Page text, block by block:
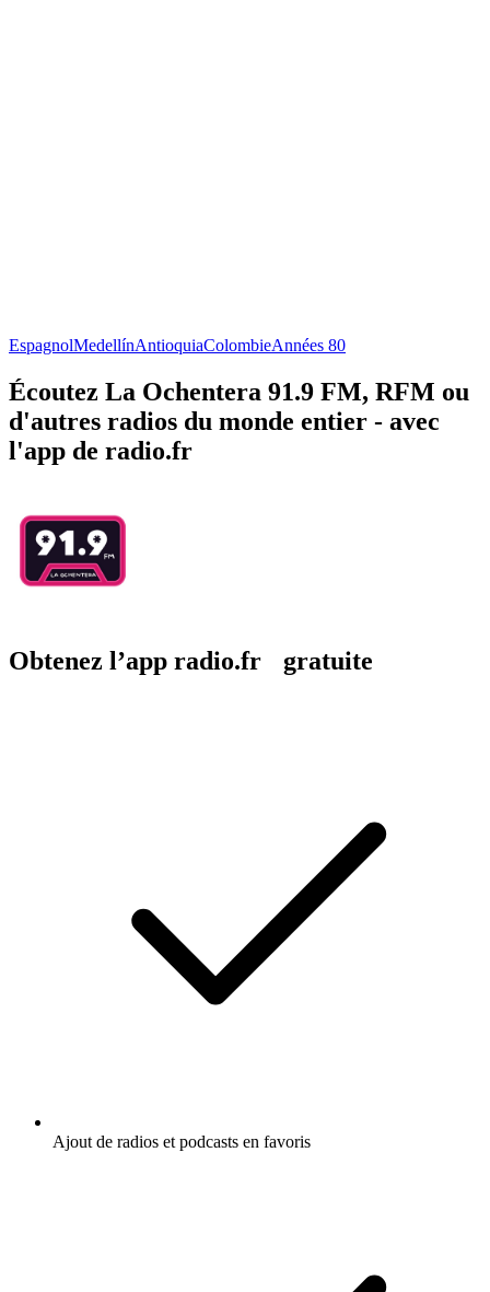
EspagnolMedellínAntioquiaColombieAnnées 80
Écoutez La Ochentera 91.9 FM, RFM ou
d'autres radios du monde entier - avec
l'app de radio.fr
Obtenez l’app radio.fr gratuite
Ajout de radios et podcasts en favoris